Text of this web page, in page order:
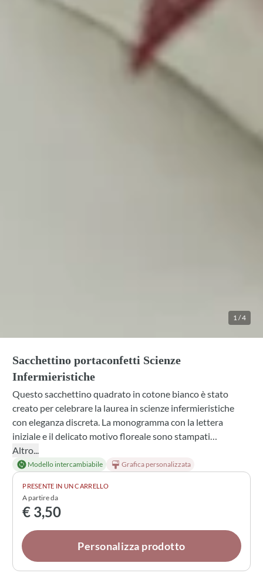
1/4
Sacchettino portaconfetti Scienze
Infermieristiche
Questo sacchettino quadrato in cotone bianco è stato
creato per celebrare la laurea in scienze infermieristiche
con eleganza discreta. La monogramma con la lettera
iniziale e il delicato motivo floreale sono stampati
direttamente sul tessuto in tonalità bordeaux,
armonizzando perfettamente con il nastro coordinato.
Disponibile in più varianti di materiale, colore e
profumazione, puoi personalizzarlo scegliendo se includere
confetti, lavanda profumata o un doppio confezionamento
per un effetto ancora più raffinato.
Altro...
Modello intercambiabile Grafica personalizzata
PRESENTE IN UN CARRELLO
A partire da
€ 3,50
Personalizza prodotto